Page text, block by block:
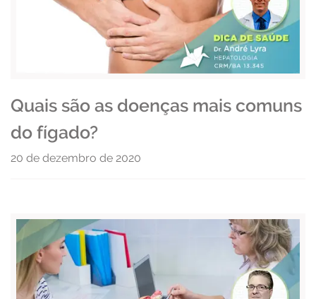
Quais são as doenças mais comuns
do fígado?
20 de dezembro de 2020